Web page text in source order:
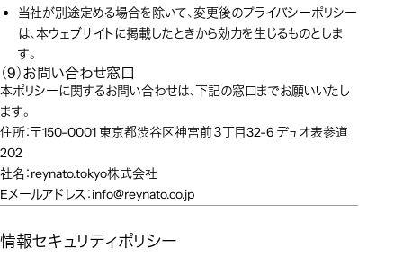
当社が別途定める場合を除いて、変更後のプライバシーポリシー
は、本ウェブサイトに掲載したときから効力を生じるものとしま
す。
（9）お問い合わせ窓口
本ポリシーに関するお問い合わせは、下記の窓口までお願いいたし
ます。
住所：〒150-0001 東京都渋谷区神宮前３丁目32-6 デュオ表参道
202
社名：reynato.tokyo株式会社
Eメールアドレス：info@reynato.co.jp
情報セキュリティポリシー